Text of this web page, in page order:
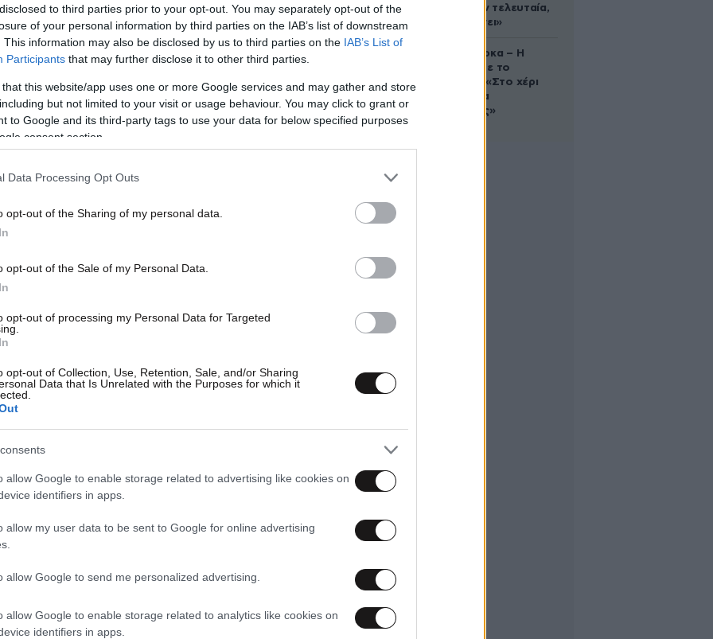
to third parties prior to your opt-out. You may separately opt-out of the
of your personal information by third parties on the IAB’s list of downstream
This information may also be disclosed by us to third parties on the IAB’s List of
Participants that may further disclose it to other third parties.
that this website/app uses one or more Google services and may gather and store
but not limited to your visit or usage behaviour. You may click to grant or
to Google and its third-party tags to use your data for below specified purposes
consent section.
Data Processing Opt Outs
opt-out of the Sharing of my personal data.
opt-out of the Sale of my Personal Data.
opt-out of processing my Personal Data for Targeted
opt-out of Collection, Use, Retention, Sale, and/or Sharing
Data that Is Unrelated with the Purposes for which it
allow Google to enable storage related to advertising like cookies on
identifiers in apps.
allow my user data to be sent to Google for online advertising
allow Google to send me personalized advertising.
allow Google to enable storage related to analytics like cookies on
identifiers in apps.
(2ος σταθμάρχης νυκτερινής
θέσπιση νέου εθνικού κανόνα με το
τη σύγκρουση των αμαξοστοιχιών είτε
του ΚΕΚ Λάρισας
και της
πεθαίνει μεν τελευταία,
αλλά πεθαίνει»
Δανάη Μπάρκα – Η
ανάρτηση με το
σάντουιτς: «Στο χέρι
σου είναι να
αδυνατίσεις»